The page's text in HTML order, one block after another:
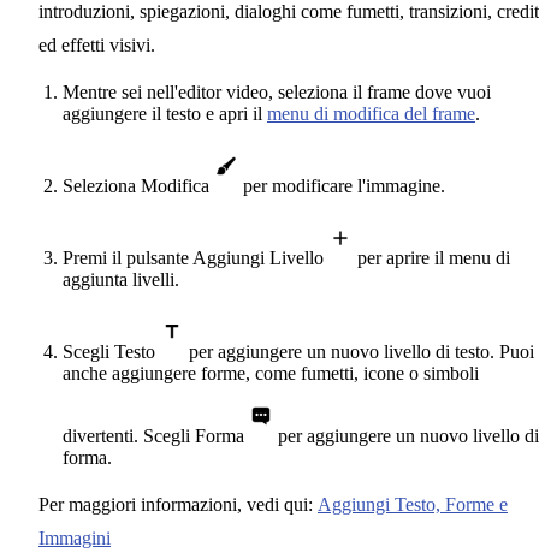
introduzioni, spiegazioni, dialoghi come fumetti, transizioni,
ed effetti visivi.
Mentre sei nell'editor video, seleziona il frame dove vuoi
aggiungere il testo e apri il menu di modifica del frame.
Seleziona Modifica per modificare l'immagine.
Premi il pulsante Aggiungi Livello
per aprire il menu di
aggiunta livelli.
Scegli Testo
per aggiungere un nuovo livello di testo. Puoi
anche aggiungere forme, come fumetti, icone o simboli
divertenti. Scegli Forma
per aggiungere un nuovo livello di
forma.
Per maggiori informazioni, vedi qui: Aggiungi Testo, Forme e
Immagini